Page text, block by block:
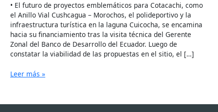
• El futuro de proyectos emblemáticos para Cotacachi, como
el Anillo Vial Cushcagua – Morochos, el polideportivo y la
infraestructura turística en la laguna Cuicocha, se encamina
hacia su financiamiento tras la visita técnica del Gerente
Zonal del Banco de Desarrollo del Ecuador. Luego de
constatar la viabilidad de las propuestas en el sitio, el […]
Leer más »